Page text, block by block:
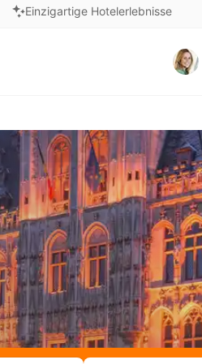
Einzigartige Hotelerlebnisse